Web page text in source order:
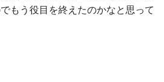
もう役目を終えたのかなと思って